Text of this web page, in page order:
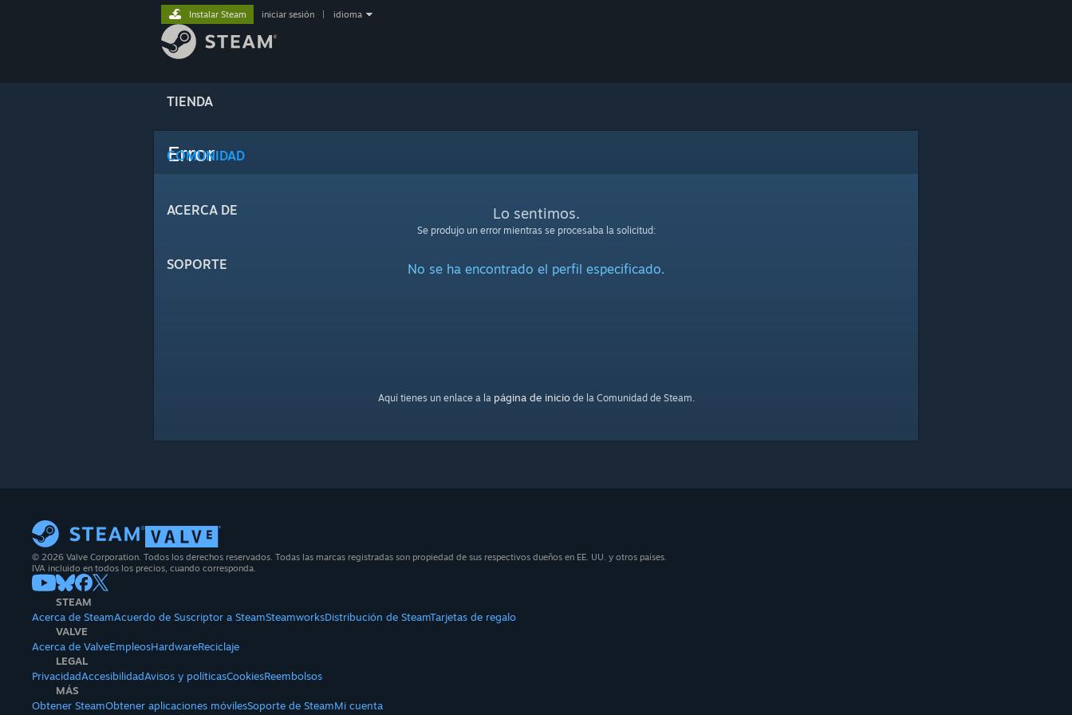
TIENDA
COMUNIDAD
ACERCA DE
SOPORTE
Instalar Steam iniciar sesión idioma
Error
Lo sentimos.
Se produjo un error mientras se procesaba la solicitud:
No se ha encontrado el perfil especificado.
Aquí tienes un enlace a la página de iniciode la Comunidad de Steam.
© 2026 Valve Corporation. Todos los derechos reservados. Todas las marcas registradas son propiedad de sus respectivos dueños en EE. UU. y otros países.
IVA incluido en todos los precios, cuando corresponda.
STEAM
Acerca de SteamAcuerdo de Suscriptor a SteamSteamworksDistribución de SteamTarjetas de regalo
VALVE
Acerca de ValveEmpleosHardwareReciclaje
LEGAL
PrivacidadAccesibilidadAvisos y políticasCookiesReembolsos
MÁS
Obtener SteamObtener aplicaciones móvilesSoporte de SteamMi cuenta